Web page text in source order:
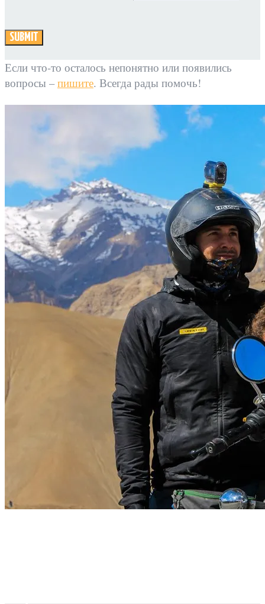
SUBMIT
Если что-то осталось непонятно или появились
вопросы –пишите. Всегда рады помочь!